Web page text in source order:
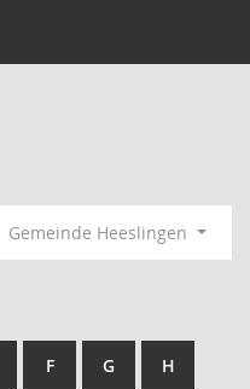
Gemeinde Heeslingen
F G H